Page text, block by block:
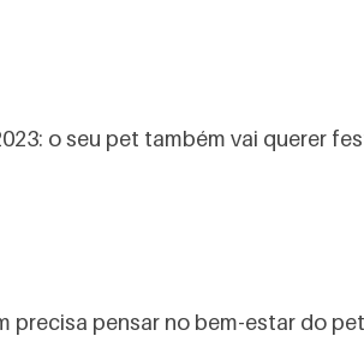
o seu pet também vai querer
precisa pensar no bem-estar do